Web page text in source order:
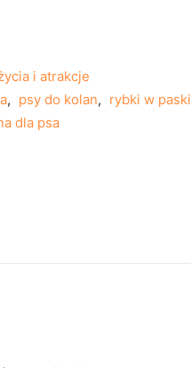
i atrakcje
, psy do kolan, rybki w paski
dla psa